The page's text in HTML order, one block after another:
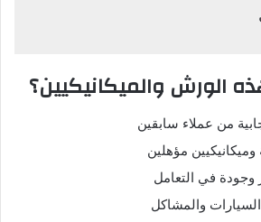
الورش والميكانيكيين؟
من عملاء سابقين
مؤهلين
في التعامل
والمشاكل